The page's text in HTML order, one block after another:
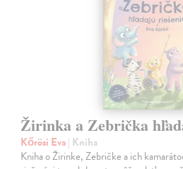
Žirinka a Zebrička
Kőrösi Eva| Kniha
Kniha o Žirinke, Zebričke a ich